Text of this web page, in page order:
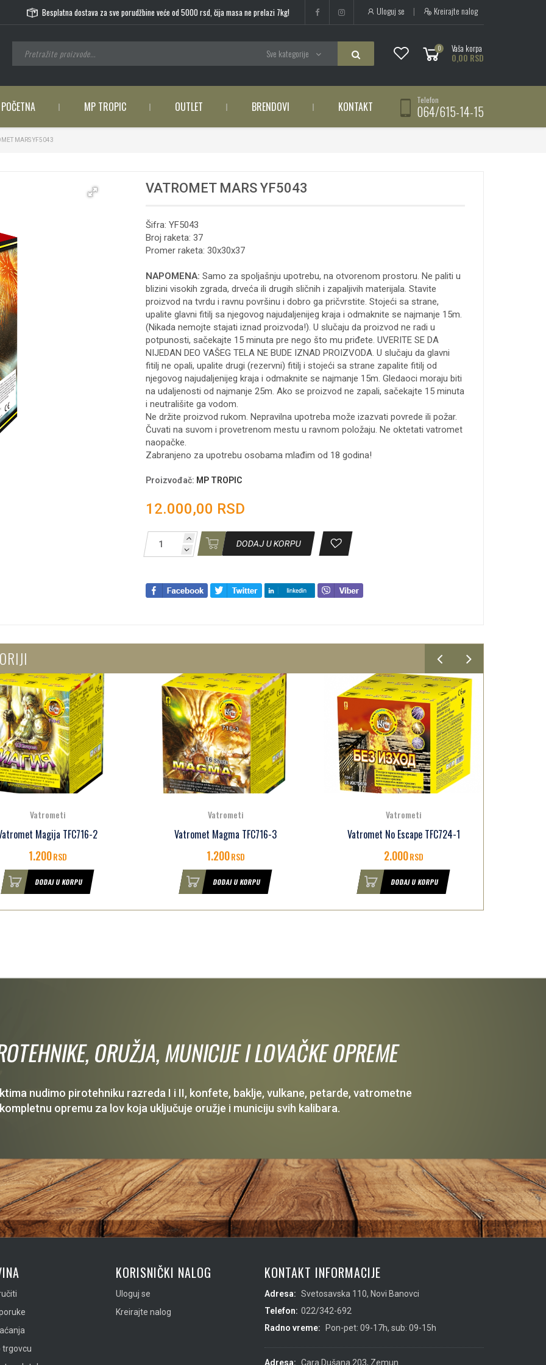
Besplatna dostava za sve porudžbine veće od 5000 rsd, čija masa ne prelazi 7kg! Uloguj se | Kreirajte nalog
0 Vaša korpa
0,00 RSD
Sve kategorije
POČETNA MP TROPIC OUTLET BRENDOVI KONTAKT Telefon
064/615-14-15
MARS YF5043
VATROMET MARS YF5043
Šifra: YF5043
Broj raketa: 37
Promer raketa: 30x30x37
NAPOMENA: Samo za spoljašnju upotrebu, na otvorenom prostoru. Ne paliti u
blizini visokih zgrada, drveća ili drugih sličnih i zapaljivih materijala. Stavite
proizvod na tvrdu i ravnu površinu i dobro ga pričvrstite. Stojeći sa strane,
upalite glavni fitilj sa njegovog najudaljenijeg kraja i odmaknite se najmanje 15m.
(Nikada nemojte stajati iznad proizvoda!). U slučaju da proizvod ne radi u
potpunosti, sačekajte 15 minuta pre nego što mu priđete. UVERITE SE DA
NIJEDAN DEO VAŠEG TELA NE BUDE IZNAD PROIZVODA. U slučaju da glavni
fitilj ne opali, upalite drugi (rezervni) fitilj i stojeći sa strane zapalite fitilj od
njegovog najudaljenijeg kraja i odmaknite se najmanje 15m. Gledaoci moraju biti
na udaljenosti od najmanje 25m. Ako se proizvod ne zapali, sačekajte 15 minuta
i neutrališite ga vodom.
Ne držite proizvod rukom. Nepravilna upotreba može izazvati povrede ili požar.
Čuvati na suvom i provetrenom mestu u ravnom položaju. Ne oktetati vatromet
naopačke.
Zabranjeno za upotrebu osobama mlađim od 18 godina!
Proizvođač: MP TROPIC
12.000,00 RSD
DODAJ U KORPU
Vatrometi
Magma TFC716-3
1.200RSD
DODAJ U KORPU
Vatrometi
Vatromet No Escape TFC724-1
2.000RSD
DODAJ U KORPU
Vatrometi
Vatromet Strast
TFC20035/735-1
3.200RSD
DODAJ U KORPU
ORUŽJA, MUNICIJE I LOVAČKE OPREME
nudimo pirotehniku razreda I i II, konfete, baklje, vulkane, petarde, vatrometne
opremu za lov koja uključuje oružje i municiju svih kalibara.
trgovcu
KORISNIČKI NALOG
Uloguj se
Kreirajte nalog
KONTAKT INFORMACIJE
Adresa: Svetosavska 110, Novi Banovci
Telefon: 022/342-692
Radno vreme:
Pon-pet: 09-17h, sub: 09-15h
Adresa: Cara Dušana 203, Zemun